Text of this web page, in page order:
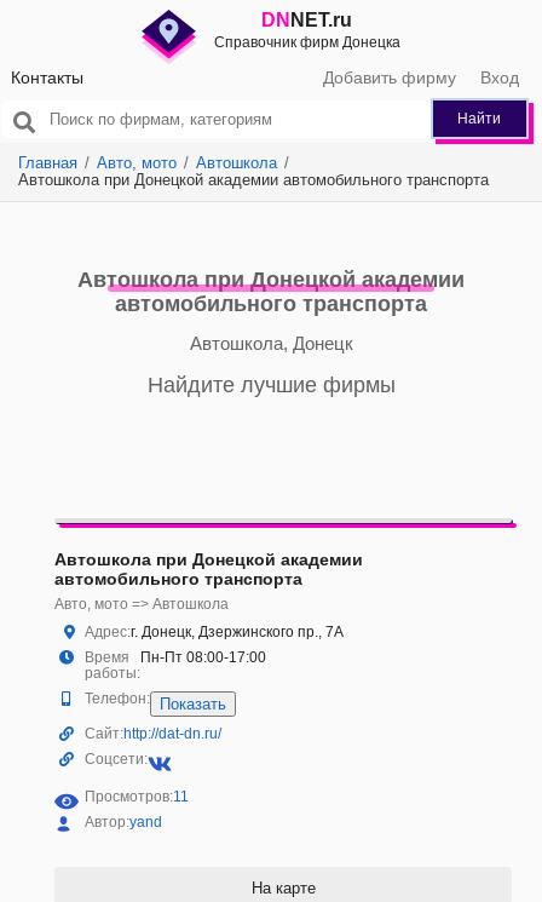
DN NET.ru
Справочник фирм Донецка
Контакты Добавить фирму Вход
Найти
Главная Авто, мото
Автошкола
Автошкола при Донецкой академии автомобильного транспорта
Автошкола при Донецкой академии
автомобильного транспорта
Автошкола, Донецк
Найдите лучшие фирмы
Автошкола при Донецкой академии
автомобильного транспорта
Авто, мото => Автошкола
Адрес:г. Донецк, Дзержинского пр., 7А
Время
работы:
Пн-Пт 08:00-17:00
Телефон: Показать
Сайт:http://dat-dn.ru/
Соцсети:
Просмотров:11
Автор:yand
На карте